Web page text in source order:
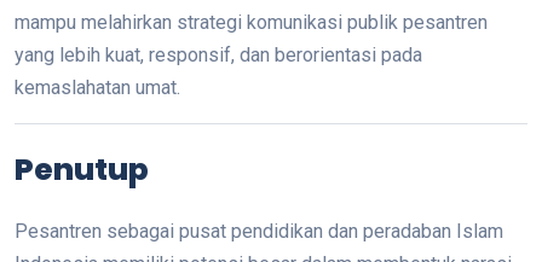
mampu melahirkan strategi komunikasi publik pesantren
yang lebih kuat, responsif, dan berorientasi pada
kemaslahatan umat.
Penutup
Pesantren sebagai pusat pendidikan dan peradaban Islam